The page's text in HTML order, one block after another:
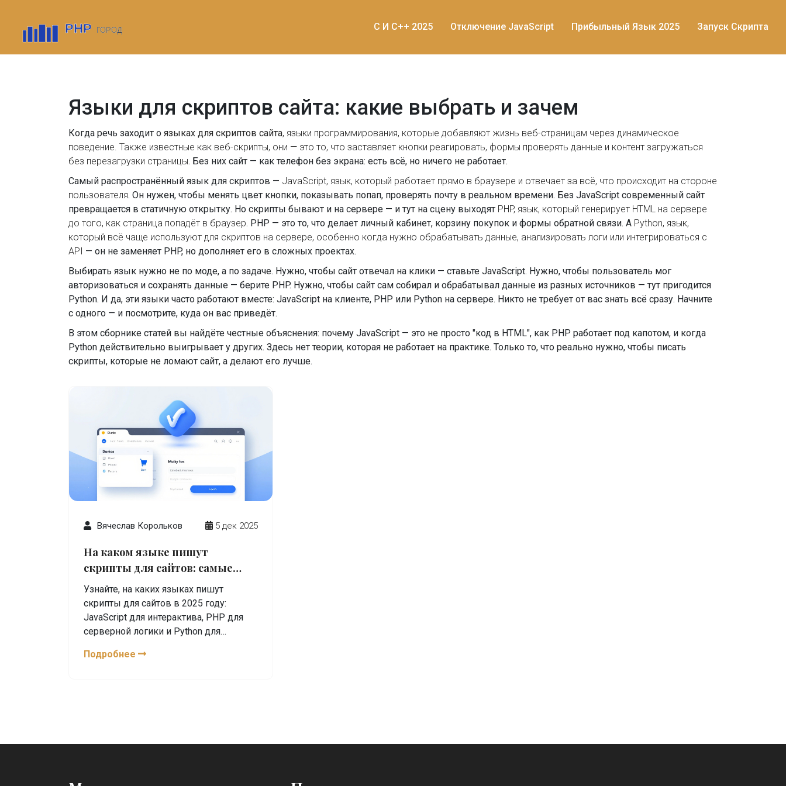
C И C++ 2025 Отключение JavaScript Прибыльный Язык 2025 Запуск Скрипта
Языки для скриптов сайта: какие выбрать и зачем
Когда речь заходит о языках для скриптов сайта, языки программирования, которые добавляют жизнь веб-страницам через динамическое
поведение . Также известные как веб-скрипты, они — это то, что заставляет кнопки реагировать, формы проверять данные и контент загружаться
без перезагрузки страницы. Без них сайт — как телефон без экрана: есть всё, но ничего не работает.
Самый распространённый язык для скриптов — JavaScript, язык, который работает прямо в браузере и отвечает за всё, что происходит на стороне
пользователя. Он нужен, чтобы менять цвет кнопки, показывать попап, проверять почту в реальном времени. Без JavaScript современный сайт
превращается в статичную открытку. Но скрипты бывают и на сервере — и тут на сцену выходят PHP, язык, который генерирует HTML на сервере
до того, как страница попадёт в браузер. PHP — это то, что делает личный кабинет, корзину покупок и формы обратной связи. А Python, язык,
который всё чаще используют для скриптов на сервере, особенно когда нужно обрабатывать данные, анализировать логи или интегрироваться с
API — он не заменяет PHP, но дополняет его в сложных проектах.
Выбирать язык нужно не по моде, а по задаче. Нужно, чтобы сайт отвечал на клики — ставьте JavaScript. Нужно, чтобы пользователь мог
авторизоваться и сохранять данные — берите PHP. Нужно, чтобы сайт сам собирал и обрабатывал данные из разных источников — тут пригодится
Python. И да, эти языки часто работают вместе: JavaScript на клиенте, PHP или Python на сервере. Никто не требует от вас знать всё сразу. Начните
с одного — и посмотрите, куда он вас приведёт.
В этом сборнике статей вы найдёте честные объяснения: почему JavaScript — это не просто "код в HTML", как PHP работает под капотом, и когда
Python действительно выигрывает у других. Здесь нет теории, которая не работает на практике. Только то, что реально нужно, чтобы писать
скрипты, которые не ломают сайт, а делают его лучше.
Вячеслав Корольков 5 дек 2025
На каком языке пишут
скрипты для сайтов: самые
популярные варианты 2025 года
Узнайте, на каких языках пишут
скрипты для сайтов в 2025 году:
JavaScript для интерактива, PHP для
серверной логики и Python для
работают вместе.
Подробнее